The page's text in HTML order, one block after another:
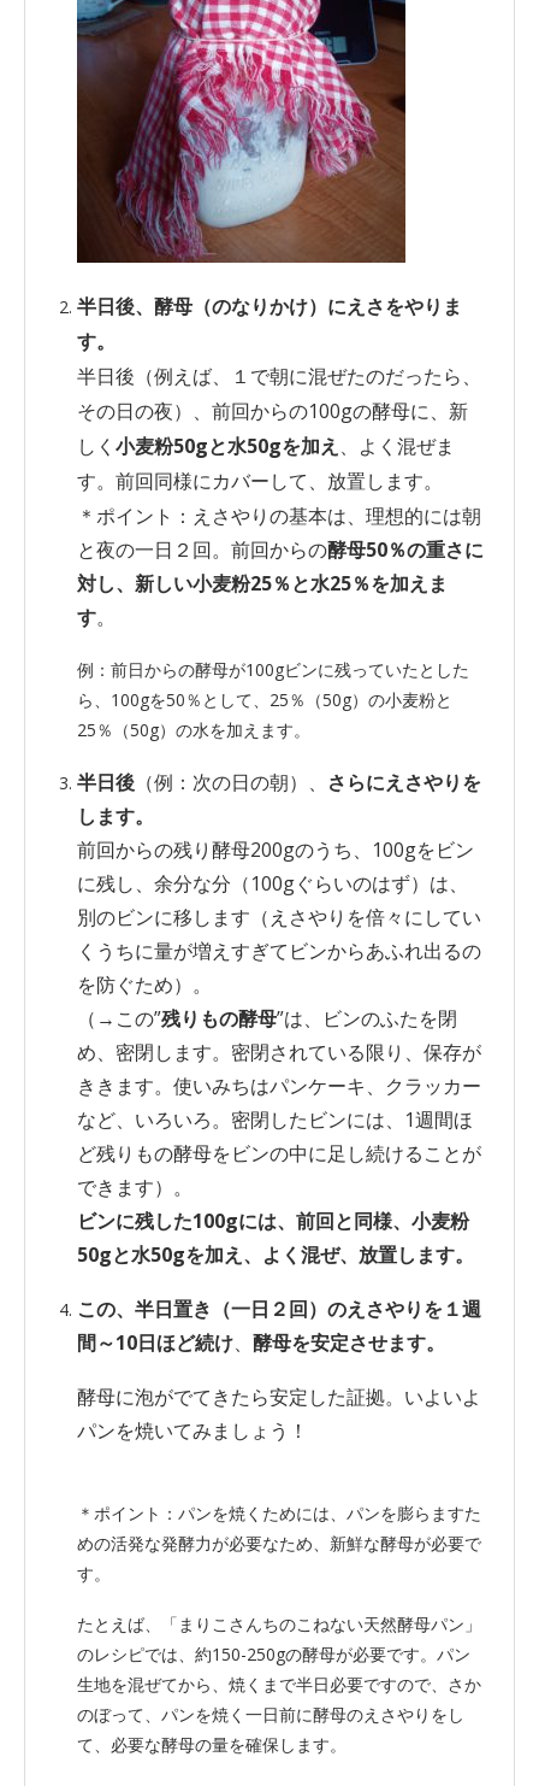
半日後、酵母（のなりかけ）にえさをやりま
す。
半日後（例えば、１で朝に混ぜたのだったら、
その日の夜）、前回からの100gの酵母に、新
しく 小麦粉50gと水50gを加え 、よく混ぜま
す。前回同様にカバーして、放置します。
＊ポイント：えさやりの基本は、理想的には朝
と夜の一日２回。前回からの酵母50％の重さに
対し、新しい小麦粉25％と水25％を加えま
す。
例：前日からの酵母が100gビンに残っていたとした
ら、100gを50％として、25％（50g）の小麦粉と
25％（50g）の水を加えます。
半日後 （例：次の日の朝）、 さらにえさやりを
します。
前回からの残り酵母200gのうち、100gをビン
に残し、余分な分（100gぐらいのはず）は、
別のビンに移します（えさやりを倍々にしてい
くうちに量が増えすぎてビンからあふれ出るの
を防ぐため）。
（→この”残りもの酵母”は、ビンのふたを閉
め、密閉します。密閉されている限り、保存が
ききます。使いみちはパンケーキ、クラッカー
など、いろいろ。密閉したビンには、1週間ほ
ど残りもの酵母をビンの中に足し続けることが
できます）。
ビンに残した100gには、前回と同様、小麦粉
50gと水50gを加え、よく混ぜ、放置します。
この、半日置き（一日２回）のえさやりを１週
間～10日ほど続け、 酵母を安定させます。
酵母に泡がでてきたら安定した証拠。いよいよ
パンを焼いてみましょう！
＊ポイント：パンを焼くためには、パンを膨らますた
めの活発な発酵力が必要なため、新鮮な酵母が必要で
す。
たとえば、「まりこさんちのこねない天然酵母パン」
のレシピでは、約150-250gの酵母が必要です。パン
生地を混ぜてから、焼くまで半日必要ですので、さか
のぼって、パンを焼く一日前に酵母のえさやりをし
て、必要な酵母の量を確保します。